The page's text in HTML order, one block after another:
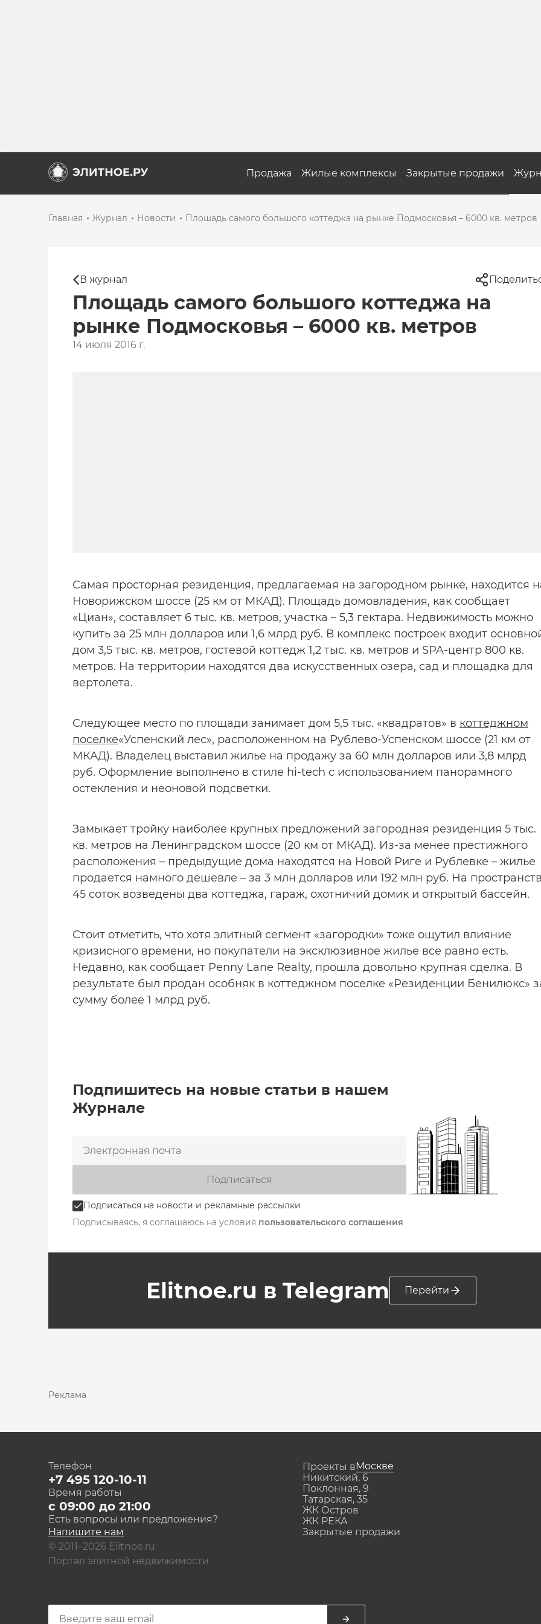
Продажа Жилые комплексы Закрытые продажи
Главная Журнал Новости Площадь самого большого коттеджа на рынке Подмосковья – 6000 кв. метров
В журнал
Площадь самого большого коттеджа на
рынке Подмосковья – 6000 кв. метров
14 июля 2016 г.
Самая просторная резиденция, предлагаемая на загородном рынке, находится
Новорижском шоссе (25 км от МКАД). Площадь домовладения, как сообщает
«Циан», составляет 6 тыс. кв. метров, участка – 5,3 гектара. Недвижимость можно
купить за 25 млн долларов или 1,6 млрд руб. В комплекс построек входит
дом 3,5 тыс. кв. метров, гостевой коттедж 1,2 тыс. кв. метров и SPA-центр 800 кв.
метров. На территории находятся два искусственных озера, сад и площадка для
вертолета.
Следующее место по площади занимает дом 5,5 тыс. «квадратов» в коттеджном
поселке«Успенский лес», расположенном на Рублево-Успенском шоссе (21 км от
МКАД). Владелец выставил жилье на продажу за 60 млн долларов или 3,8 млрд
руб. Оформление выполнено в стиле hi-tech с использованием панорамного
остекления и неоновой подсветки.
Замыкает тройку наиболее крупных предложений загородная резиденция 5 тыс.
кв. метров на Ленинградском шоссе (20 км от МКАД). Из-за менее престижного
расположения – предыдущие дома находятся на Новой Риге и Рублевке – жилье
продается намного дешевле – за 3 млн долларов или 192 млн руб. На
45 соток возведены два коттеджа, гараж, охотничий домик и открытый бассейн.
Стоит отметить, что хотя элитный сегмент «загородки» тоже ощутил влияние
кризисного времени, но покупатели на эксклюзивное жилье все равно есть.
Недавно, как сообщает Penny Lane Realty, прошла довольно крупная сделка. В
результате был продан особняк в коттеджном поселке «Резиденции Бенилюкс»
сумму более 1 млрд руб.
Подпишитесь на новые статьи в нашем
Журнале
Подписаться на новости и рекламные рассылки
Подписаться
Подписываясь, я соглашаюсь на условия пользовательского соглашения
Elitnoe.ru в Telegram Перейти
Реклама
Телефон
+7 495 120-10-11
Время работы
с 09:00 до 21:00
Есть вопросы или предложения?
Напишите нам
© 2011–2026 Elitnoe.ru
Портал элитной недвижимости
Проекты вМоскве
Никитский, 6
Поклонная, 9
Татарская, 35
ЖК Остров
ЖК РЕКА
Закрытые продажи